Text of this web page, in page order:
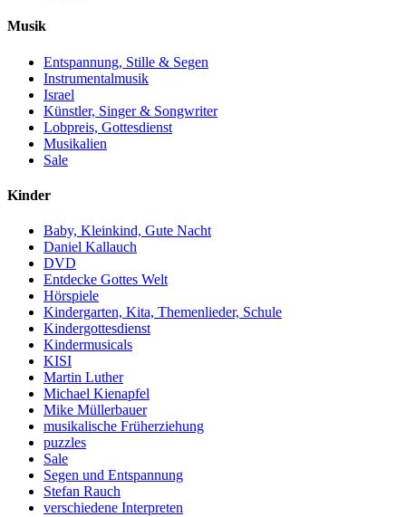
Musik
Entspannung, Stille & Segen
Instrumentalmusik
Israel
Künstler, Singer & Songwriter
Lobpreis, Gottesdienst
Musikalien
Sale
Kinder
Baby, Kleinkind, Gute Nacht
Daniel Kallauch
DVD
Entdecke Gottes Welt
Hörspiele
Kindergarten, Kita, Themenlieder, Schule
Kindergottesdienst
Kindermusicals
KISI
Martin Luther
Michael Kienapfel
Mike Müllerbauer
musikalische Früherziehung
puzzles
Sale
Segen und Entspannung
Stefan Rauch
verschiedene Interpreten